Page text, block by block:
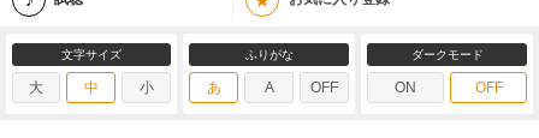
文字サイズ
大 中 小
ふりがな
あ A OFF
ダークモード
ON OFF